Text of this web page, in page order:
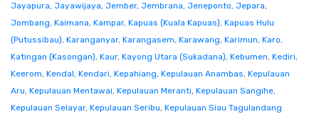
Jayapura, Jayawijaya, Jember, Jembrana, Jeneponto, Jepara,
Jombang, Kaimana, Kampar, Kapuas (Kuala Kapuas), Kapuas Hulu
(Putussibau), Karanganyar, Karangasem, Karawang, Karimun, Karo,
Katingan (Kasongan), Kaur, Kayong Utara (Sukadana), Kebumen, Kediri,
Keerom, Kendal, Kendari, Kepahiang, Kepulauan Anambas, Kepulauan
Aru, Kepulauan Mentawai, Kepulauan Meranti, Kepulauan Sangihe,
Kepulauan Selayar, Kepulauan Seribu, Kepulauan Siau Tagulandang